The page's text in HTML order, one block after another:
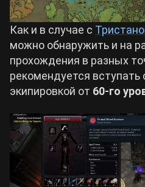
Как и в случае с
можно обнаружить и на
прохождения в разных
рекомендуется вступать
экипировкой от 60-го